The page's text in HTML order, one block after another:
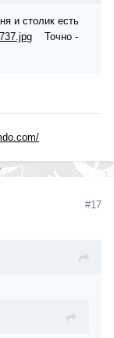
и столик есть
Точно -
#17